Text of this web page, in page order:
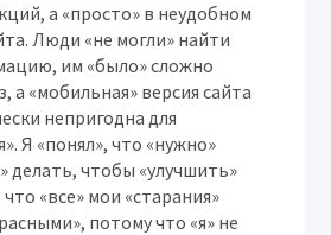
а «просто» в неудобном
Люди «не могли» найти
им «было» сложно
а «мобильная» версия сайта
непригодна для
Я «понял», что «нужно»
делать, чтобы «улучшить»
что «все» мои «старания»
потому что «я» не